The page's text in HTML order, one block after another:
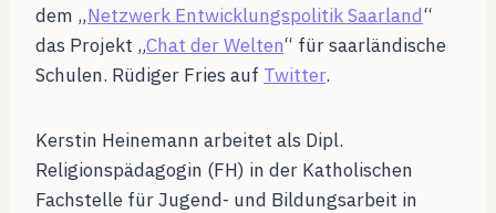
dem „Netzwerk Entwicklungspolitik Saarland“
das Projekt „Chat der Welten“ für saarländische
Schulen. Rüdiger Fries auf Twitter.
Kerstin Heinemann arbeitet als Dipl.
Religionspädagogin (FH) in der Katholischen
Fachstelle für Jugend- und Bildungsarbeit in